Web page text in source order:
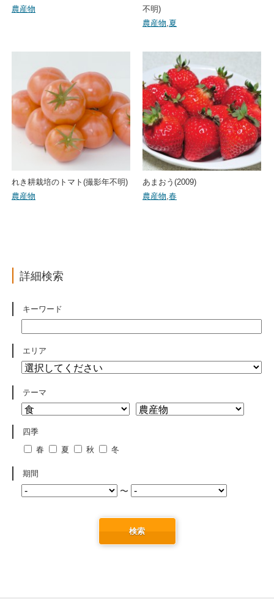
詳細検索
キーワード
エリア
テーマ
四季
春
夏 秋 冬
期間
〜
検索
農産物
不明)
農産物,夏
れき耕栽培のトマト(撮影年不明)
農産物
あまおう(2009)
農産物,春